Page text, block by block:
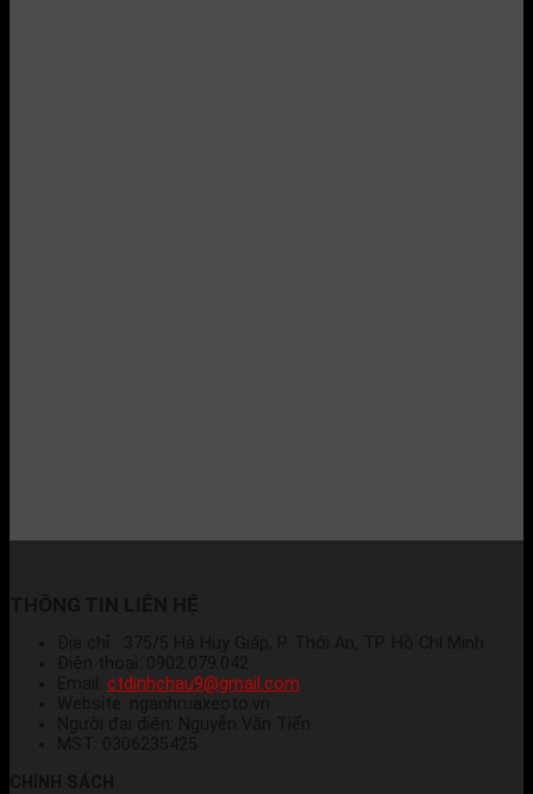
ctdinhchau9@gmail.com